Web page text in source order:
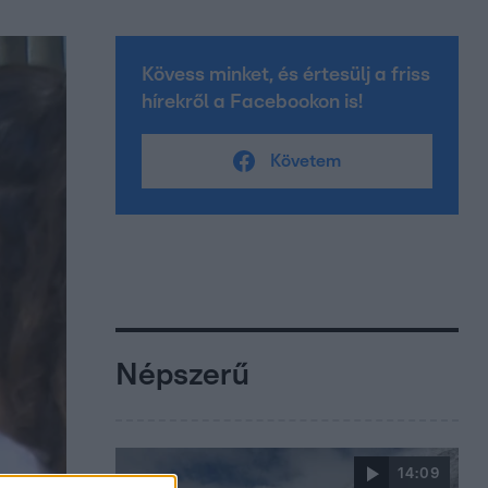
Kövess minket, és értesülj a friss
hírekről a Facebookon is!
Követem
Népszerű
14:09